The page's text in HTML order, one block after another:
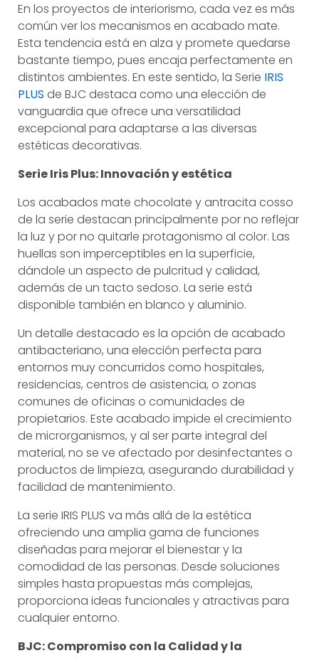
En los proyectos de interiorismo, cada vez es más
común ver los mecanismos en acabado mate.
Esta tendencia está en alza y promete quedarse
bastante tiempo, pues encaja perfectamente en
distintos ambientes. En este sentido, la Serie IRIS
PLUS de BJC destaca como una elección de
vanguardia que ofrece una versatilidad
excepcional para adaptarse a las diversas
estéticas decorativas.
Serie Iris Plus: Innovación y estética
Los acabados mate chocolate y antracita cosso
de la serie destacan principalmente por no reflejar
la luz y por no quitarle protagonismo al color. Las
huellas son imperceptibles en la superficie,
dándole un aspecto de pulcritud y calidad,
además de un tacto sedoso. La serie está
disponible también en blanco y aluminio.
Un detalle destacado es la opción de acabado
antibacteriano, una elección perfecta para
entornos muy concurridos como hospitales,
residencias, centros de asistencia, o zonas
comunes de oficinas o comunidades de
propietarios. Este acabado impide el crecimiento
de microrganismos, y al ser parte integral del
material, no se ve afectado por desinfectantes o
productos de limpieza, asegurando durabilidad y
facilidad de mantenimiento.
La serie IRIS PLUS va más allá de la estética
ofreciendo una amplia gama de funciones
diseñadas para mejorar el bienestar y la
comodidad de las personas. Desde soluciones
simples hasta propuestas más complejas,
proporciona ideas funcionales y atractivas para
cualquier entorno.
BJC: Compromiso con la Calidad y la